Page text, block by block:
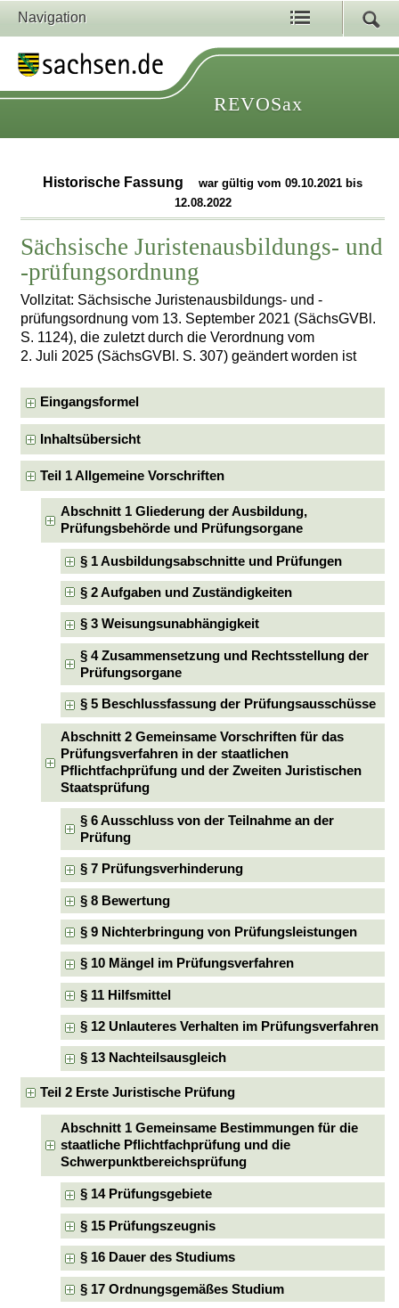
Navigation
REVOSax
Historische Fassung
war gültig vom 09.10.2021 bis
12.08.2022
Sächsische Juristenausbildungs- und
-prüfungsordnung
Vollzitat: Sächsische Juristenausbildungs- und -
prüfungsordnung vom 13. September 2021 (SächsGVBl.
S. 1124), die zuletzt durch die Verordnung vom
2. Juli 2025 (SächsGVBl. S. 307) geändert worden ist
Eingangsformel
Inhaltsübersicht
Teil 1 Allgemeine Vorschriften
Abschnitt 1 Gliederung der Ausbildung,
Prüfungsbehörde und Prüfungsorgane
§ 1 Ausbildungsabschnitte und Prüfungen
§ 2 Aufgaben und Zuständigkeiten
§ 3 Weisungsunabhängigkeit
§ 4 Zusammensetzung und Rechtsstellung der
Prüfungsorgane
§ 5 Beschlussfassung der Prüfungsausschüsse
Abschnitt 2 Gemeinsame Vorschriften für das
Prüfungsverfahren in der staatlichen
Pflichtfachprüfung und der Zweiten Juristischen
Staatsprüfung
§ 6 Ausschluss von der Teilnahme an der
Prüfung
§ 7 Prüfungsverhinderung
§ 8 Bewertung
§ 9 Nichterbringung von Prüfungsleistungen
§ 10 Mängel im Prüfungsverfahren
§ 11 Hilfsmittel
§ 12 Unlauteres Verhalten im Prüfungsverfahren
§ 13 Nachteilsausgleich
Teil 2 Erste Juristische Prüfung
Abschnitt 1 Gemeinsame Bestimmungen für die
staatliche Pflichtfachprüfung und die
Schwerpunktbereichsprüfung
§ 14 Prüfungsgebiete
§ 15 Prüfungszeugnis
§ 16 Dauer des Studiums
§ 17 Ordnungsgemäßes Studium